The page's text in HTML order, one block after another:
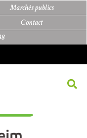
Marchés publics
Contact